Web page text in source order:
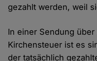
gezahlt werden, weil
In einer Sendung
Kirchensteuer ist es
der tatsächlich